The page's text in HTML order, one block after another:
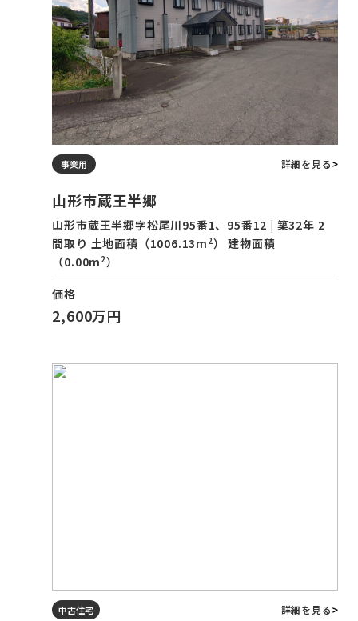
事業用 詳細を見る
山形市蔵王半郷
山形市蔵王半郷字松尾川95番1、95番12 | 築32年 2
間取り 土地面積（1006.13m 2） 建物面積
（0.00m 2）
価格
2,600万円
中古住宅 詳細を見る